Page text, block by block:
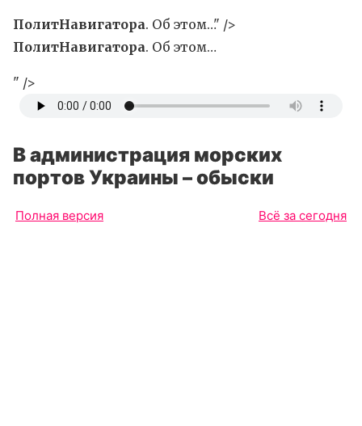
ПолитНавигатора. Об этом…" />
ПолитНавигатора. Об этом…
" />
В администрация морских
портов Украины – обыски
Полная версия Всё за сегодня